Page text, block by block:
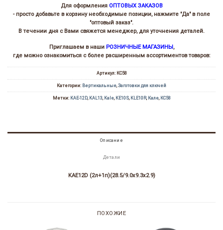
Для оформления ОПТОВЫХ ЗАКАЗОВ
- просто добавьте в корзину необходимые позиции, нажмите "Да" в поле
"оптовый заказ".
В течении дня с Вами свяжется менеджер, для уточнения деталей.
Приглашаем в наши РОЗНИЧНЫЕ МАГАЗИНЫ,
где можно ознакомиться с более расширенным ассортиментов товаров:
Артикул: КС58
Категории: Вертикальные,Заготовки для ключей
Метки: KAE-12D, KAL13, Kale, KE10S, KLE10R, Кале, КС58
Описание
Детали
KAE12D (2л+1п)(28.5/9.0х9.3х2.9)
ПОХОЖИЕ